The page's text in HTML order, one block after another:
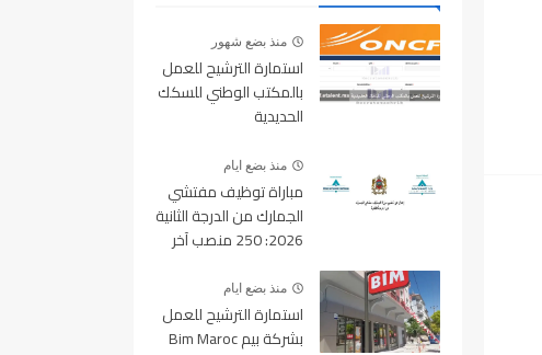
منذ بضع شهور
استمارة الترشيح للعمل
بالمكتب الوطني للسكك
الحديدية
منذ بضع ايام
مباراة توظيف مفتشي
الجمارك من الدرجة الثانية
2026: 250 منصب آخر
2026منذ بضع ايام
استمارة الترشيح للعمل
بشركة بيم Bim Maroc